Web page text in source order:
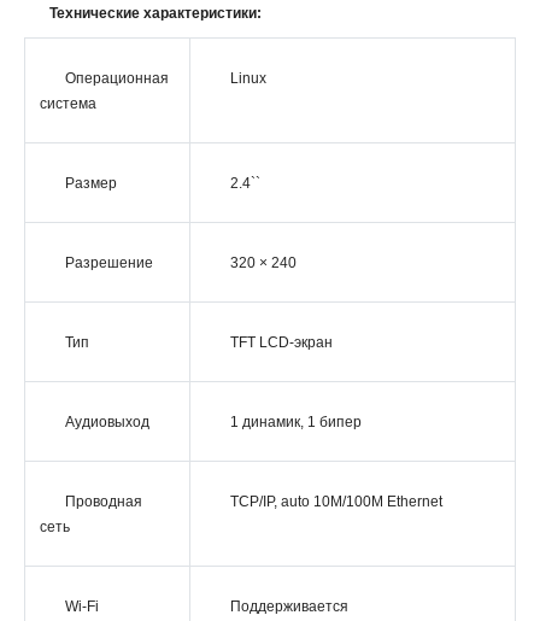
Технические характеристики:
Операционная
система
Linux
Размер 2.4``
Разрешение 320 × 240
Тип TFT LCD-экран
Аудиовыход 1 динамик, 1 бипер
Проводная
сеть
TCP/IP, auto 10M/100M Ethernet
Wi-Fi Поддерживается